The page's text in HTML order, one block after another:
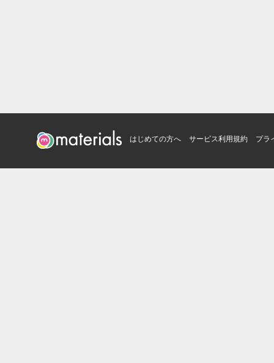
はじめての方へ サービス利用規約 プラ